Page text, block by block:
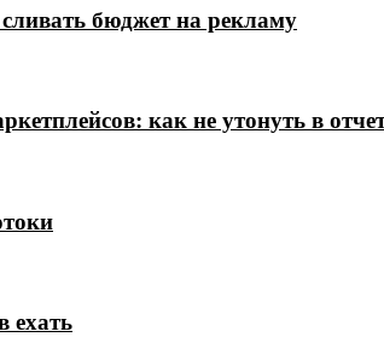
бюджет на рекламу
как не утонуть в
ехать